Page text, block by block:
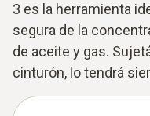
3 es la herramienta
segura de la
de aceite y gas.
cinturón, lo tendrá